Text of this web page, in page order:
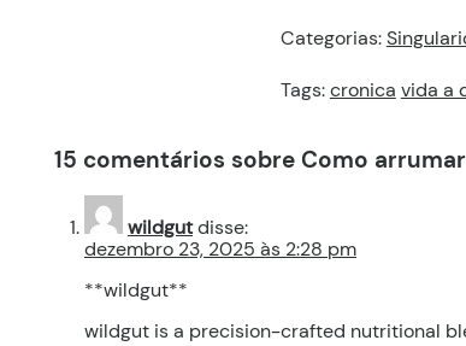
Categorias:
Tags:cronica vida a
15 comentários sobre Como
wildgutdisse:
dezembro 23, 2025 às 2:28 pm
**wildgut**
wildgut is a precision-crafted nutritional